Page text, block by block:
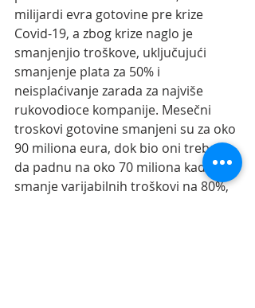
milijardi evra gotovine pre krize
Covid-19, a zbog krize naglo je
smanjenjio troškove, uključujući
smanjenje plata za 50% i
neisplaćivanje zarada za najviše
rukovodioce kompanije. Mesečni
troskovi gotovine smanjeni su za oko
90 miliona eura, dok bio oni trebali
da padnu na oko 70 miliona kada
smanje varijabilnih troškovi na 80%,